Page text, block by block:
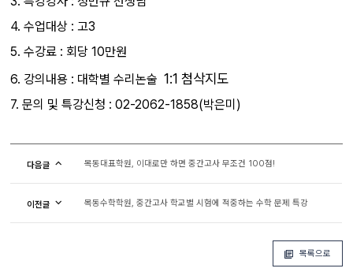
4. 수업대상 : 고3
5. 수강료 : 회당 10만원
6. 강의내용 : 대학별 수리논술1:1 첨삭지도
7. 문의 및 특강신청 : 02-2062-1858(박은미)
다음글 목동대표학원, 이대로만 하면 중간고사 무조건 100점!
이전글 목동수학학원, 중간고사 학교별 시험에 적중하는 수학 문제 특강
목록으로